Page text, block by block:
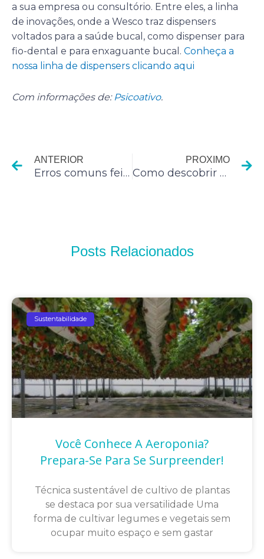
a sua empresa ou consultório. Entre eles, a linha
de inovações, onde a Wesco traz dispensers
voltados para a saúde bucal, como dispenser para
fio-dental e para enxaguante bucal. Conheça a
nossa linha de dispensers clicando aqui
Com informações de: Psicoativo.
ANTERIOR
Erros comuns feitos por dentistas nas redes sociais
PROXIMO
Como descobrir se seu cão tem diabetes canina
Posts Relacionados
Sustentabilidade
Você Conhece A Aeroponia?
Prepara-Se Para Se Surpreender!
Técnica sustentável de cultivo de plantas
se destaca por sua versatilidade Uma
forma de cultivar legumes e vegetais sem
ocupar muito espaço e sem gastar